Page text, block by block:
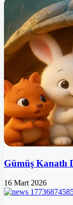
Gümüş Kanatlı
16 Mart 2026